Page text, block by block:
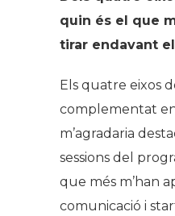
quin és el que
tirar endavant
Els quatre eixos
complementat
m’agradaria
sessions del
que més m’han
comunicació i